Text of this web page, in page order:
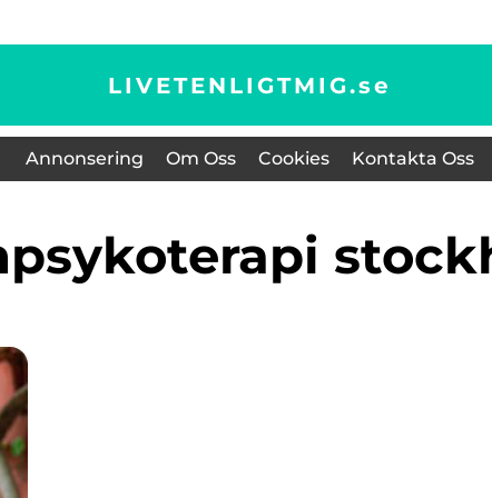
LIVETENLIGTMIG.se
Annonsering Om Oss Cookies Kontakta Oss